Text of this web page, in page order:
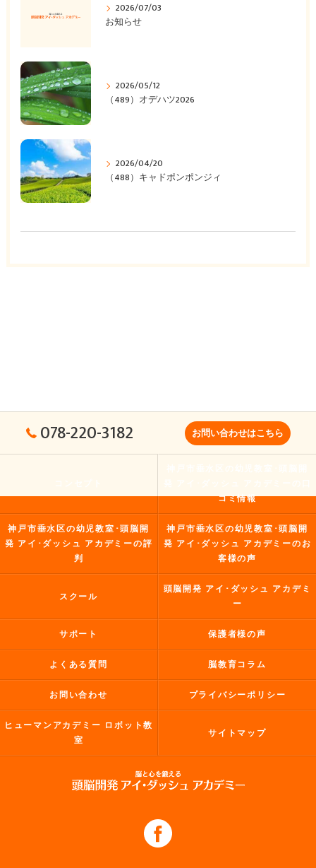
2026/07/03
お知らせ
2026/05/12
（489）オデハツ2026
2026/04/20
（488）キャドポンポンジィ
078-220-3182 お問い合わせはこちら
コミ情報
神戸市垂水区の幼児教室･頭脳開
発 アイ･ダッシュ アカデミーの評
判
神戸市垂水区の幼児教室･頭脳開
発 アイ･ダッシュ アカデミーのお
客様の声
スクール
頭脳開発 アイ･ダッシュ アカデミ
ー
サポート 保護者様の声
よくある質問 脳教育コラム
お問い合わせ プライバシーポリシー
ヒューマンアカデミー ロボット教
室
サイトマップ